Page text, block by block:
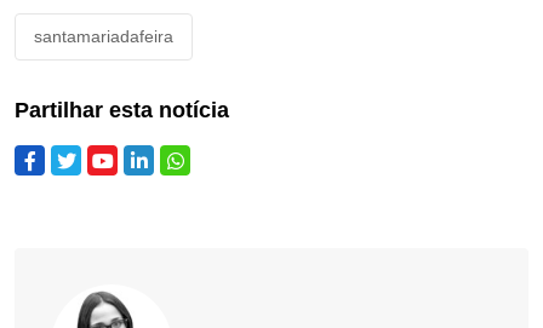
santamariadafeira
Partilhar esta notícia